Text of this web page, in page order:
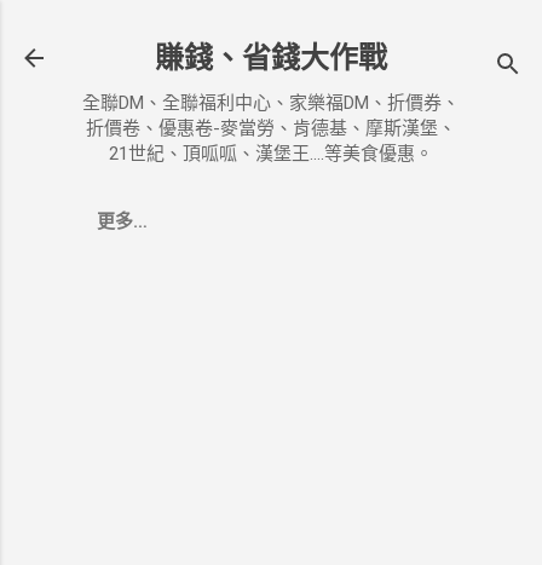
賺錢、省錢大作戰
全聯DM、全聯福利中心、家樂福DM、折價券、
折價卷、優惠卷-麥當勞、肯德基、摩斯漢堡、
21世紀、頂呱呱、漢堡王....等美食優惠。
更多…